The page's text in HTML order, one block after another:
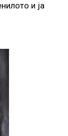
и ја